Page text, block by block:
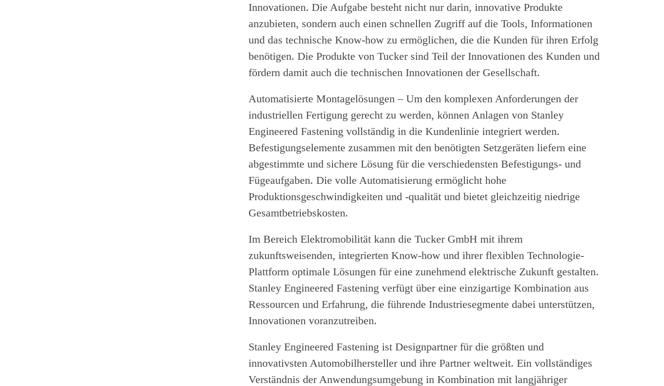
Innovationen. Die Aufgabe besteht nicht nur darin, innovative Produkte
anzubieten, sondern auch einen schnellen Zugriff auf die Tools, Informationen
und das technische Know-how zu ermöglichen, die die Kunden für ihren Erfolg
benötigen. Die Produkte von Tucker sind Teil der Innovationen des Kunden und
fördern damit auch die technischen Innovationen der Gesellschaft.
Automatisierte Montagelösungen – Um den komplexen Anforderungen der
industriellen Fertigung gerecht zu werden, können Anlagen von Stanley
Engineered Fastening vollständig in die Kundenlinie integriert werden.
Befestigungselemente zusammen mit den benötigten Setzgeräten liefern eine
abgestimmte und sichere Lösung für die verschiedensten Befestigungs- und
Fügeaufgaben. Die volle Automatisierung ermöglicht hohe
Produktionsgeschwindigkeiten und -qualität und bietet gleichzeitig niedrige
Gesamtbetriebskosten.
Im Bereich Elektromobilität kann die Tucker GmbH mit ihrem
zukunftsweisenden, integrierten Know-how und ihrer flexiblen Technologie-
Plattform optimale Lösungen für eine zunehmend elektrische Zukunft gestalten.
Stanley Engineered Fastening verfügt über eine einzigartige Kombination aus
Ressourcen und Erfahrung, die führende Industriesegmente dabei unterstützen,
Innovationen voranzutreiben.
Stanley Engineered Fastening ist Designpartner für die größten und
innovativsten Automobilhersteller und ihre Partner weltweit. Ein vollständiges
Verständnis der Anwendungsumgebung in Kombination mit langjähriger